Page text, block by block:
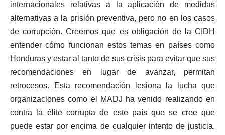
internacionales relativas a la aplicación de medidas
alternativas a la prisión preventiva, pero no en los casos
de corrupción. Creemos que es obligación de la CIDH
entender cómo funcionan estos temas en países como
Honduras y estar al tanto de sus crisis para evitar que sus
recomendaciones en lugar de avanzar, permitan
retrocesos. Esta recomendación lesiona la lucha que
organizaciones como el MADJ ha venido realizando en
contra la élite corrupta de este país que se cree que
puede estar por encima de cualquier intento de justicia,